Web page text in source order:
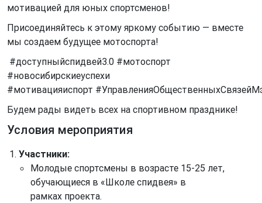
мотивацией для юных спортсменов!
Присоединяйтесь к этому яркому событию — вместе
мы создаем будущее мотоспорта!
#доступныйспидвей3.0 #мотоспорт
#новосибирскиеуспехи
#мотивацияиспорт
Будем рады видеть всех на спортивном празднике!
Условия мероприятия
Участники:
Молодые спортсмены в возрасте 15-25 лет,
обучающиеся в «Школе спидвея» в
рамках проекта.